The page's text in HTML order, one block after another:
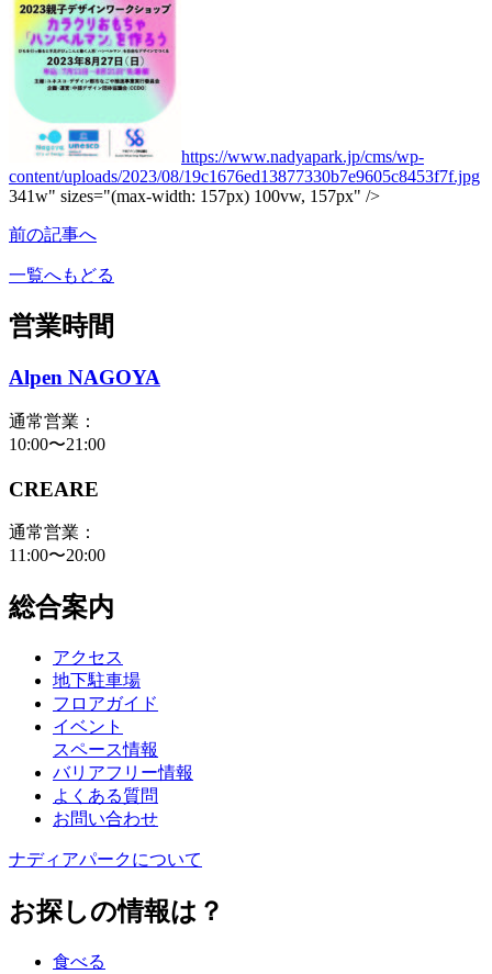
https://www.nadyapark.jp/cms/wp-
content/uploads/2023/08/19c1676ed13877330b7e9605c8453f7f.jpg
341w" sizes="(max-width: 157px) 100vw, 157px" />
前の記事へ
一覧へもどる
営業時間
Alpen NAGOYA
通常営業：
10:00〜21:00
CREARE
通常営業：
11:00〜20:00
総合案内
アクセス
地下駐車場
フロアガイド
イベント
スペース情報
バリアフリー情報
よくある質問
お問い合わせ
ナディアパークについて
お探しの情報は？
食べる